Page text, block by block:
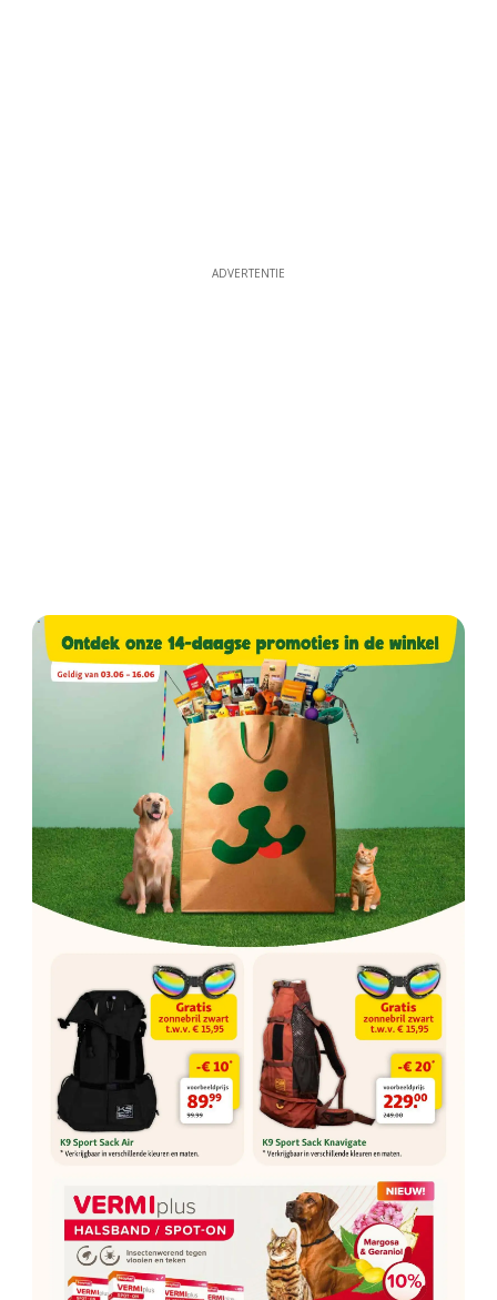
ADVERTENTIE